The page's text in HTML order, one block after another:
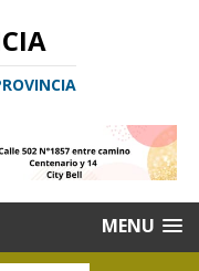
MENU